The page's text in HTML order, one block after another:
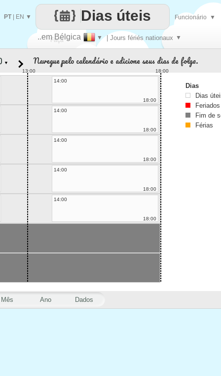
Faça
..em Bélgica ▼ | Jours fériés nationaux ▼
Dias úteis
PT| EN ▼ Funcionário ▼
Mês Ano Dados
▼ Navegue pelo calendário e adicione seus dias de folga.
13:00
18:00
14:00
18:00
14:00
18:00
14:00
18:00
14:00
18:00
14:00
18:00
Dias
Dias
Feriados
Fim de
Férias